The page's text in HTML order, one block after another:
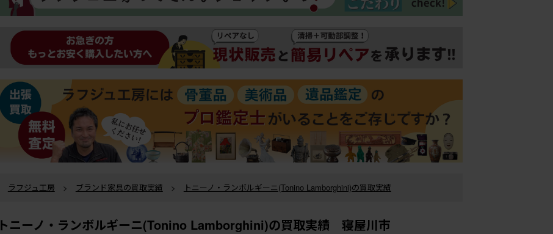
ラフジュ工房 > ブランド家具の買取実績 > トニーノ・ランボルギーニ(Tonino Lamborghini)の買取実績
トニーノ・ランボルギーニ(Tonino Lamborghini)の買取実績 寝屋川市